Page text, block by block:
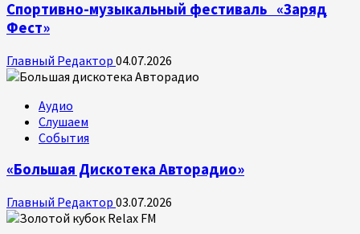
Спортивно-музыкальный фестиваль «Заряд
Фест»
Главный Редактор 04.07.2026
Аудио
Слушаем
События
«Большая Дискотека Авторадио»
Главный Редактор 03.07.2026